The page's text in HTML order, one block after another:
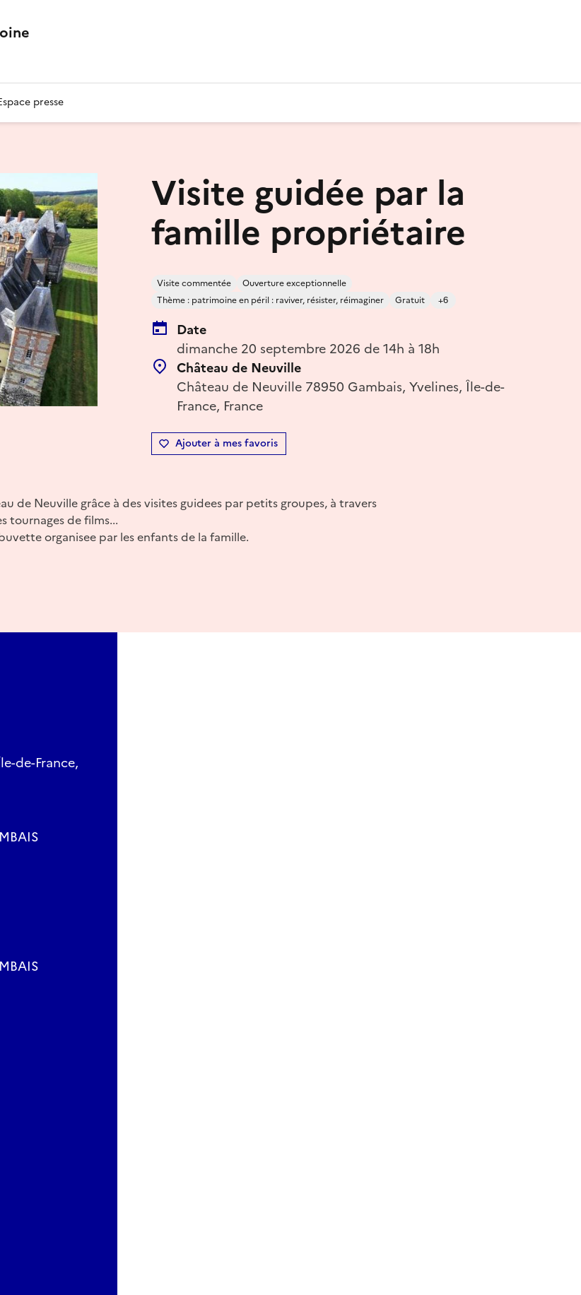
presse
Visite guidée par la
famille propriétaire
Visite commentée
Ouverture exceptionnelle
Thème : patrimoine en péril : raviver, résister, réimaginer
Gratuit +6
Date
dimanche 20 septembre 2026 de 14h à 18h
Château de Neuville
Château de Neuville 78950 Gambais, Yvelines, Île-de-
France, France
Ajouter à mes favoris
de Neuville grâce à des visites guidees par petits groupes, à travers
tournages de films...
organisee par les enfants de la famille.
de-France,